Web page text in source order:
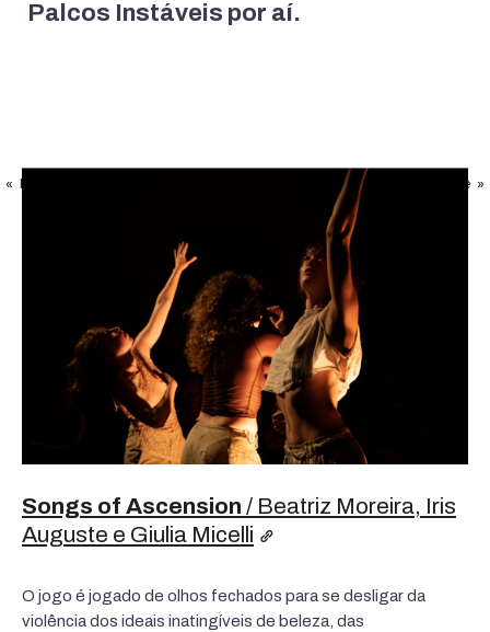
Palcos Instáveis por aí.
Songs of Ascension / Beatriz Moreira, Iris
Auguste e Giulia Micelli
O jogo é jogado de olhos fechados para se desligarda
violência dos ideais inatingíveis de beleza, das
« Previous Entries Página seguinte »